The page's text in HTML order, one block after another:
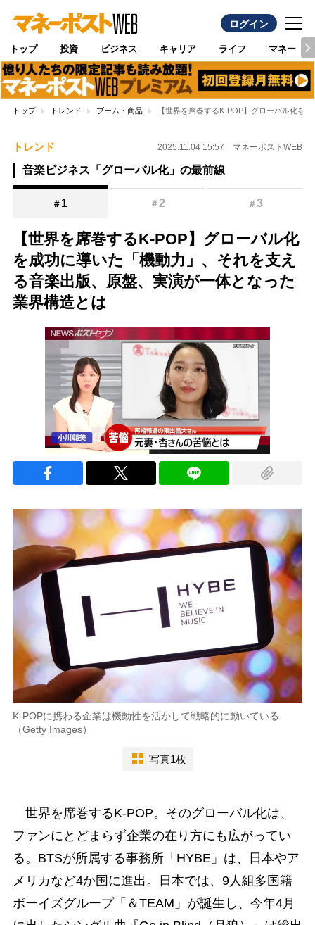
ログイン
トップ 投資 ビジネス キャリア ライフ マネー
トップ トレンド ブーム・商品 【世界を席巻するK-POP】グローバル化を
トレンド 2025.11.04 15:57 マネーポストWEB
音楽ビジネス「グローバル化」の最前線
＃ 1 ＃2 ＃3
【世界を席巻するK-POP】グローバル化
を成功に導いた「機動力」、それを支え
る音楽出版、原盤、実演が一体となった
業界構造とは
K-POPに携わる企業は機動性を活かして戦略的に動いている
（Getty Images）
写真1枚
世界を席巻するK-POP。そのグローバル化は、
ファンにとどまらず企業の在り方にも広がってい
る。BTSが所属する事務所「HYBE」は、日本やア
メリカなど4か国に進出。日本では、9人組多国籍
ボーイズグループ「＆TEAM」が誕生し、今年4月